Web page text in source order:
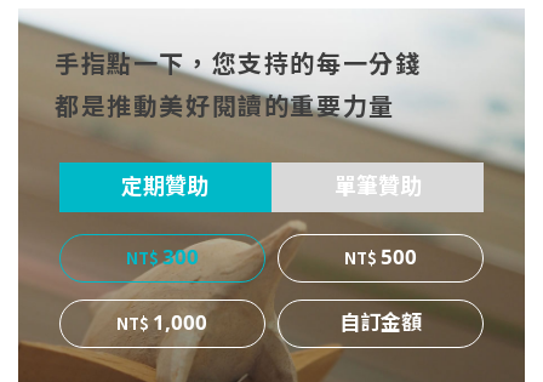
cebo
ok
witt
er
博
手指點一下，您支持的每一分錢
都是推動美好閱讀的重要力量
定期贊助 單筆贊助
300
500
1,000